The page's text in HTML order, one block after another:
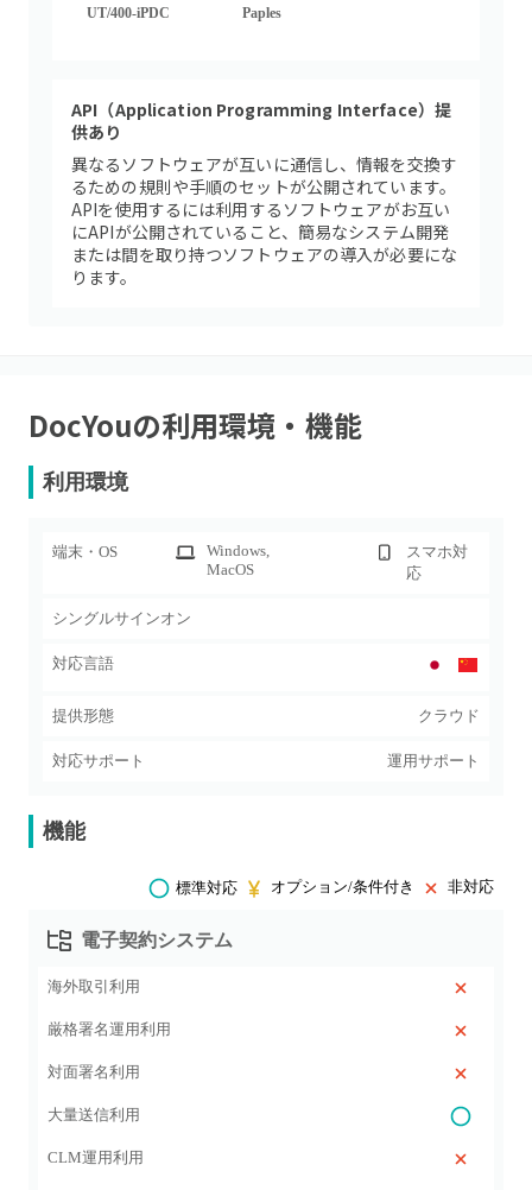
UT/400-iPDC Paples
API（Application Programming Interface）提
供あり
異なるソフトウェアが互いに通信し、情報を交換す
るための規則や手順のセットが公開されています。
APIを使用するには利用するソフトウェアがお互い
にAPIが公開されていること、簡易なシステム開発
または間を取り持つソフトウェアの導入が必要にな
ります。
DocYouの利用環境・機能
利用環境
端末・OS Windows,
MacOS
スマホ対
応
シングルサインオン
対応言語
提供形態 クラウド
対応サポート 運用サポート
機能
標準対応 オプション/条件付き 非対応
電子契約システム
海外取引利用
厳格署名運用利用
対面署名利用
大量送信利用
CLM運用利用